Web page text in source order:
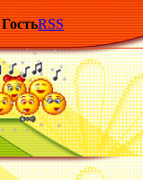
ГостьRSS